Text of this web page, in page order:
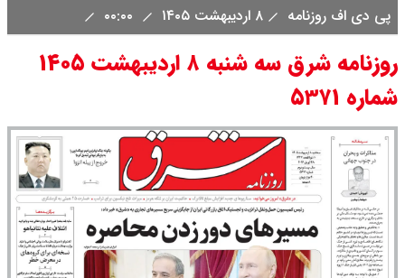
۱۴۰۵ / قیمت هر گرم طلا چند ؟ +
جدول
۱۴۰۵ / هر دلار چند؟ + جدول
قیمت سکه پارسیان امروز شنبه ۱۷
مرداد ۱۴۰۵ / سکه پارسیان ۲۰۰ سوتی
پی دی اف روزنامه ۸ اردیبهشت ۱۴۰۵
روزنامه شرق سه شنبه ۸ اردیبهشت ۱۴۰۵
شماره ۵۳۷۱